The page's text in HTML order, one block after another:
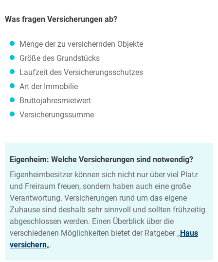
Was fragen Versicherungen ab?
Menge der zu versichernden Objekte
Größe des Grundstücks
Laufzeit des Versicherungsschutzes
Art der Immobilie
Bruttojahresmietwert
Versicherungssumme
Eigenheim: Welche Versicherungen sind notwendig?
Eigenheimbesitzer können sich nicht nur über viel Platz
und Freiraum freuen, sondern haben auch eine große
Verantwortung. Versicherungen rund um das eigene
Zuhause sind deshalb sehr sinnvoll und sollten frühzeitig
abgeschlossen werden. Einen Überblick über die
verschiedenen Möglichkeiten bietet der Ratgeber „Haus
versichern„.